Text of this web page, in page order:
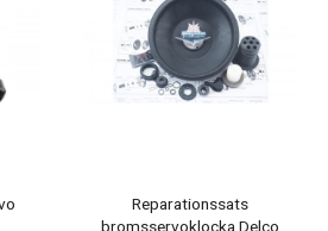
Reparationssats